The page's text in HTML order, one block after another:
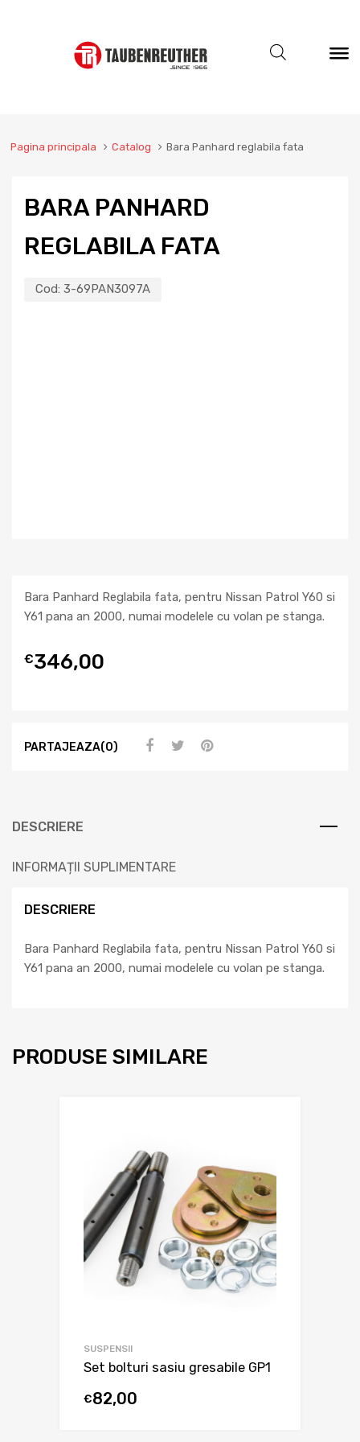
Pagina principala Catalog Bara Panhard reglabila fata
BARA PANHARD
REGLABILA FATA
Cod: 3-69PAN3097A
Bara Panhard Reglabila fata, pentru Nissan Patrol Y60 si
Y61 pana an 2000, numai modelele cu volan pe stanga.
€346,00
PARTAJEAZA(0)
DESCRIERE
INFORMAȚII SUPLIMENTARE
DESCRIERE
Bara Panhard Reglabila fata, pentru Nissan Patrol Y60 si
Y61 pana an 2000, numai modelele cu volan pe stanga.
PRODUSE SIMILARE
SUSPENSII
Set bolturi sasiu gresabile GP1
€82,00